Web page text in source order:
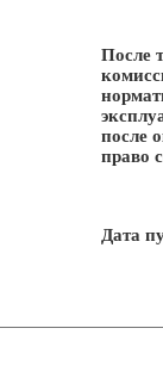
После
после
право
Дата